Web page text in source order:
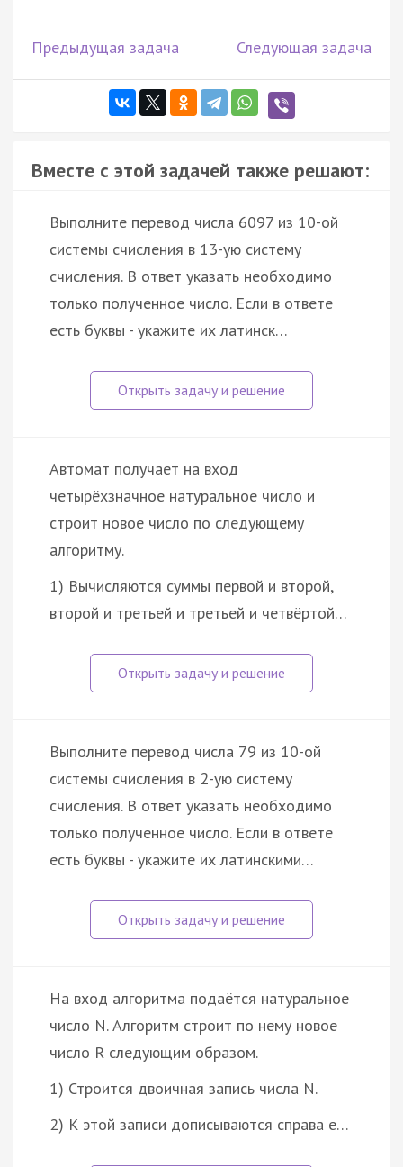
Предыдущая задача Следующая задача
Вместе с этой задачей также решают:
Выполните перевод числа 6097 из 10-ой
системы счисления в 13-ую систему
счисления. В ответ указать необходимо
только полученное число. Если в ответе
есть буквы - укажите их латинск…
Автомат получает на вход
четырёхзначное натуральное число и
строит новое число по следующему
алгоритму.
1) Вычисляются суммы первой и второй,
второй и третьей и третьей и четвёртой…
Выполните перевод числа 79 из 10-ой
системы счисления в 2-ую систему
счисления. В ответ указать необходимо
только полученное число. Если в ответе
есть буквы - укажите их латинскими…
На вход алгоритма подаётся натуральное
число N. Алгоритм строит по нему новое
число R следующим образом.
1) Строится двоичная запись числа N.
2) К этой записи дописываются справа е…